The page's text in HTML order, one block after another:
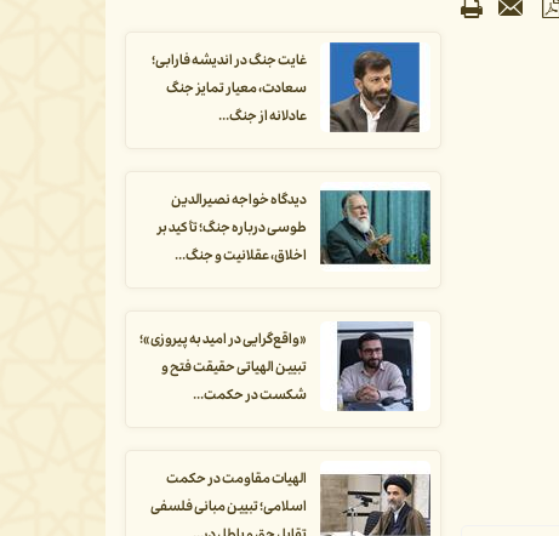
غایت جنگ در اندیشه فارابی؛
سعادت، معیار تمایز جنگ
عادلانه از جنگ...
دیدگاه خواجه نصیرالدین
طوسی درباره جنگ؛ تأکید بر
اخلاق، عقلانیت و جنگ...
«واقع‌گرایی در امید به پیروزی»؛
تبیین الهیاتی حقیقت فتح و
شکست در حکمت...
الهیات مقاومت در حکمت
اسلامی؛ تبیین مبانی فلسفی